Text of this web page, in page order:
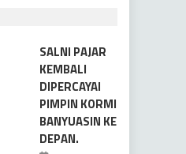
SALNI PAJAR
KEMBALI
DIPERCAYAI
PIMPIN KORMI
BANYUASIN KE
DEPAN.